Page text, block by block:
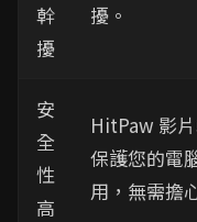
幹
擾
擾。
安
全
性
高
HitPaw 影
保護您的電
用，無需擔